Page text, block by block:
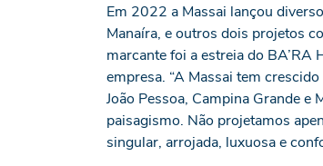
Em 2022 a Massai lançou
Manaíra, e outros dois projetos
marcante foi a estreia do
empresa. “A Massai tem
João Pessoa, Campina Grande
paisagismo. Não projetamos
singular, arrojada, luxuosa e